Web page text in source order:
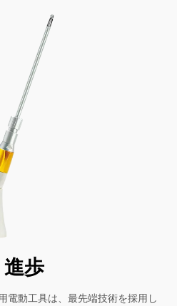
歩
電動工具は、最先端技術を採用し